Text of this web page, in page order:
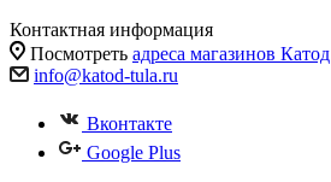
Контактная информация
Посмотреть адреса магазинов Катод
info@katod-tula.ru
Вконтакте
Google Plus